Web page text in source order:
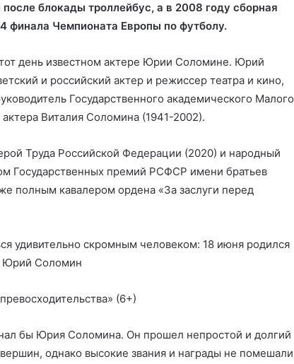
блокады троллейбус, а в 2008 году сборная
финала Чемпионата Европы по футболу.
день известном актере Юрии Соломине. Юрий
и российский актер и режиссер театра и кино,
Государственного академического Малого
Виталия Соломина (1941-2002).
Труда Российской Федерации (2020) и народный
Государственных премий РСФСР имени братьев
полным кавалером ордена «За заслуги перед
(6+)
бы Юрия Соломина. Он прошел непростой и долгий
однако высокие звания и награды не помешали